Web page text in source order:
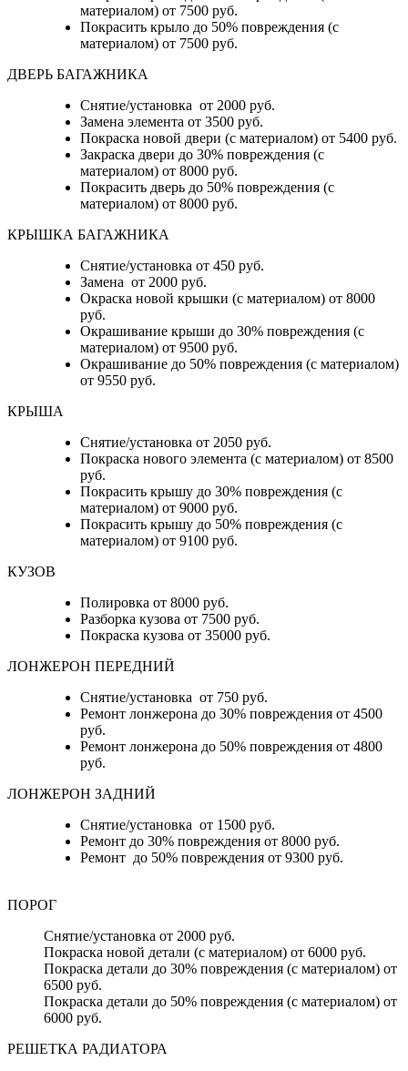
материалом) от 7500 руб.
Покрасить крыло до 50% повреждения (с
материалом) от 7500 руб.
ДВЕРЬ БАГАЖНИКА
Снятие/установка от 2000 руб.
Замена элемента от 3500 руб.
Покраска новой двери (с материалом) от 5400 руб.
Закраска двери до 30% повреждения (с
материалом) от 8000 руб.
Покрасить дверь до 50% повреждения (с
материалом) от 8000 руб.
КРЫШКА БАГАЖНИКА
Снятие/установка от 450 руб.
Замена от 2000 руб.
Окраска новой крышки (с материалом) от 8000
руб.
Окрашивание крыши до 30% повреждения (с
материалом) от 9500 руб.
Окрашивание до 50% повреждения (с материалом)
от 9550 руб.
КРЫША
Снятие/установка от 2050 руб.
Покраска нового элемента (с материалом) от 8500
руб.
Покрасить крышу до 30% повреждения (с
материалом) от 9000 руб.
Покрасить крышу до 50% повреждения (с
материалом) от 9100 руб.
КУЗОВ
Полировка от 8000 руб.
Разборка кузова от 7500 руб.
Покраска кузова от 35000 руб.
ЛОНЖЕРОН ПЕРЕДНИЙ
Снятие/установка от 750 руб.
Ремонт лонжерона до 30% повреждения от 4500
руб.
Ремонт лонжерона до 50% повреждения от 4800
руб.
ЛОНЖЕРОН ЗАДНИЙ
Снятие/установка от 1500 руб.
Ремонт до 30% повреждения от 8000 руб.
Ремонт до 50% повреждения от 9300 руб.
ПОРОГ
Снятие/установка от 2000 руб.
Покраска новой детали (с материалом) от 6000 руб.
Покраска детали до 30% повреждения (с материалом) от
6500 руб.
Покраска детали до 50% повреждения (с материалом) от
6000 руб.
РЕШЕТКА РАДИАТОРА